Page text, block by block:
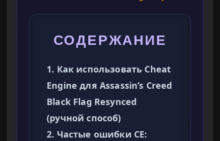
СОДЕРЖАНИЕ
1. Как использовать Cheat
Engine для Assassin’s Creed
Black Flag Resynced
(ручной способ)
2. Частые ошибки CE: